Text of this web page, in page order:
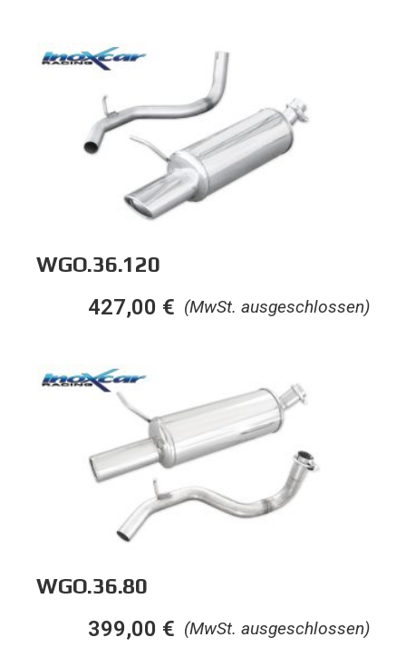
WGO.36.120
(MwSt. ausgeschlossen)
427,00 €
WGO.36.80
(MwSt. ausgeschlossen)
399,00 €